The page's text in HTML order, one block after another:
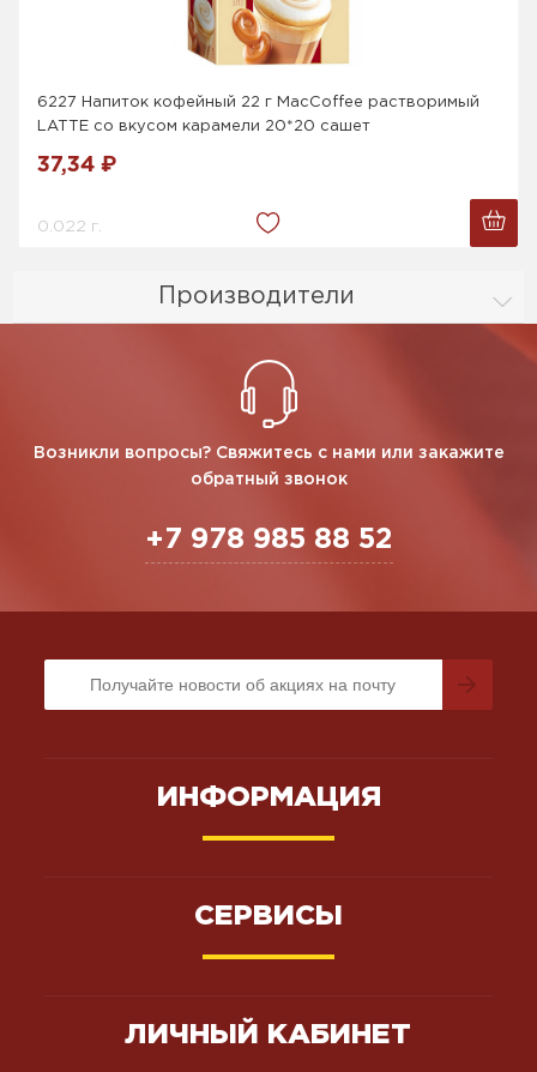
Производители
6227 Напиток кофейный 22 г MacCoffee растворимый
LATTE со вкусом карамели 20*20 сашет
37,34 ₽
0.022 г.
Возникли вопросы? Свяжитесь с нами или закажите
обратный звонок
+7 978 985 88 52
ИНФОРМАЦИЯ
СЕРВИСЫ
ЛИЧНЫЙ КАБИНЕТ